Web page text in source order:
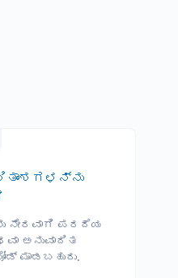
ನೇರವಾಗಿ ಪರದೆಯ
ಅನುವಾದಿತ
ಮಾಡಬಹುದು.